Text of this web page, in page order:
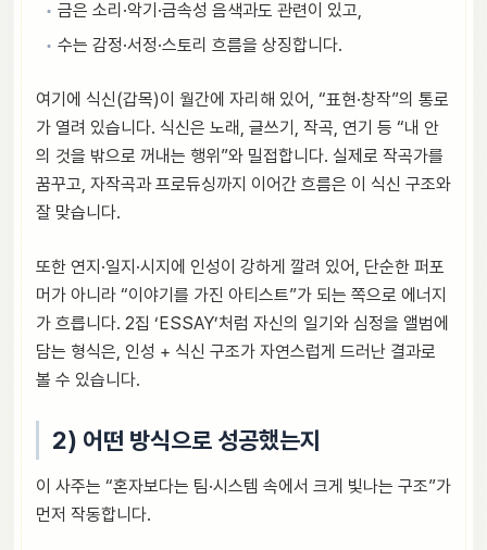
금은 소리·악기·금속성 음색과도 관련이 있고,
수는 감정·서정·스토리 흐름을 상징합니다.
여기에 식신(갑목)이 월간에 자리해 있어, “표현·창작”의 통로
가 열려 있습니다. 식신은 노래, 글쓰기, 작곡, 연기 등 “내 안
의 것을 밖으로 꺼내는 행위”와 밀접합니다. 실제로 작곡가를
꿈꾸고, 자작곡과 프로듀싱까지 이어간 흐름은 이 식신 구조와
잘 맞습니다.
또한 연지·일지·시지에 인성이 강하게 깔려 있어, 단순한 퍼포
머가 아니라 “이야기를 가진 아티스트”가 되는 쪽으로 에너지
가 흐릅니다. 2집 ‘ESSAY’처럼 자신의 일기와 심정을 앨범에
담는 형식은, 인성 + 식신 구조가 자연스럽게 드러난 결과로
볼 수 있습니다.
2) 어떤 방식으로 성공했는지
이 사주는 “혼자보다는 팀·시스템 속에서 크게 빛나는 구조”가
먼저 작동합니다.